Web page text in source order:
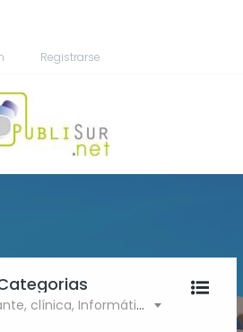
Registrarse
Ej: Restaurante, clínica, Informática